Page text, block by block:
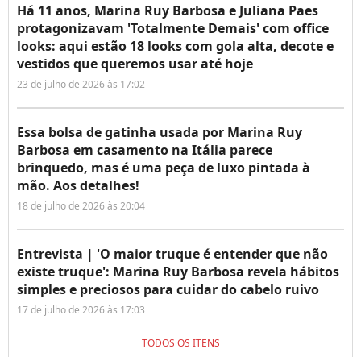
Há 11 anos, Marina Ruy Barbosa e Juliana Paes
protagonizavam 'Totalmente Demais' com office
looks: aqui estão 18 looks com gola alta, decote e
vestidos que queremos usar até hoje
23 de julho de 2026 às 17:02
Essa bolsa de gatinha usada por Marina Ruy
Barbosa em casamento na Itália parece
brinquedo, mas é uma peça de luxo pintada à
mão. Aos detalhes!
18 de julho de 2026 às 20:04
Entrevista | 'O maior truque é entender que não
existe truque': Marina Ruy Barbosa revela hábitos
simples e preciosos para cuidar do cabelo ruivo
17 de julho de 2026 às 17:03
TODOS OS ITENS